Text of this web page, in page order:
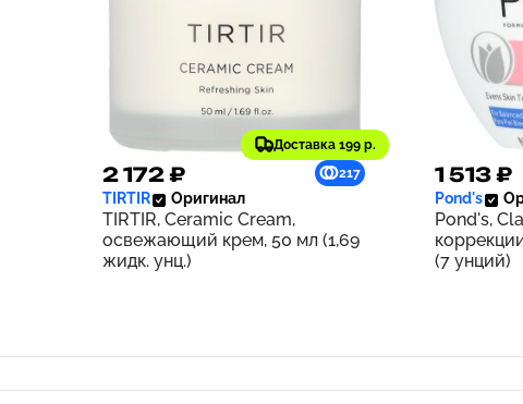
Доставка 199 р.
2 172 ₽ 217
TIRTIR Оригинал
TIRTIR, Ceramic Cream,
освежающий крем, 50 мл (1,69
жидк. унц.)
1 513 ₽
Pond's
Pond's,
(7 унций)